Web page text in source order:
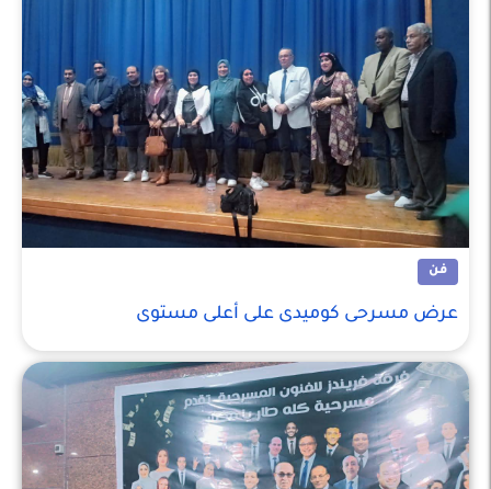
فن
عرض مسرحى كوميدى على أعلى مستوى